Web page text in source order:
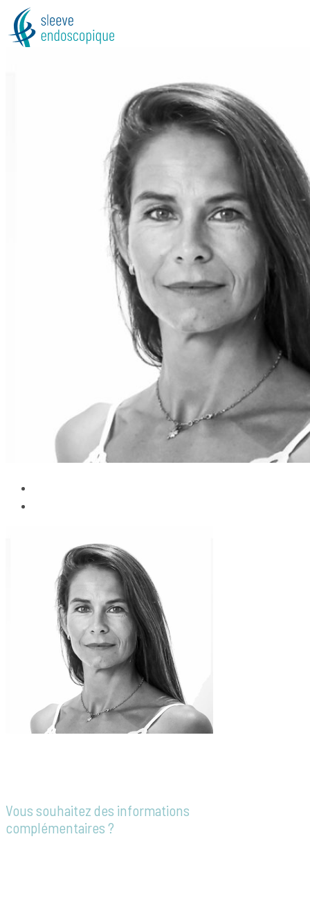
Vous souhaitez des informations
complémentaires ?